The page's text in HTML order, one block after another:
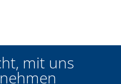
mit uns